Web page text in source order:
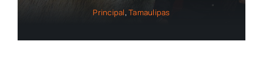
Principal,Tamaulipas